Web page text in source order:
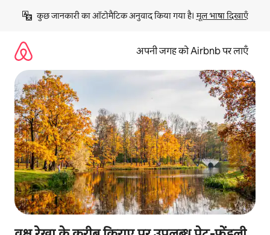
छोड़कर
कॉन्टेंट
कुछ जानकारी का ऑटोमैटिक अनुवाद किया गया है। मूल भाषा दिखाएँ
अपनी जगह को Airbnb पर लाएँ